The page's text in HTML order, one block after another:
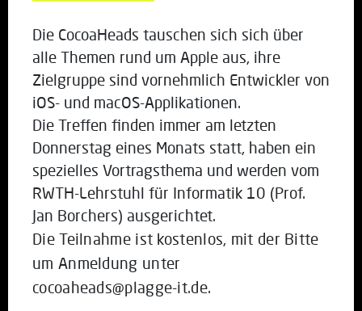
Die CocoaHeads tauschen sich sich über
alle Themen rund um Apple aus, ihre
Zielgruppe sind vornehmlich Entwickler von
iOS- und macOS-Applikationen.
Die Treffen finden immer am letzten
Donnerstag eines Monats statt, haben ein
spezielles Vortragsthema und werden vom
RWTH-Lehrstuhl für Informatik 10 (Prof.
Jan Borchers) ausgerichtet.
Die Teilnahme ist kostenlos, mit der Bitte
um Anmeldung unter
cocoaheads@plagge-it.de.